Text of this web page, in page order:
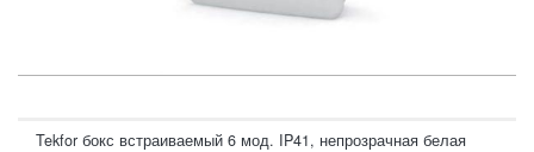
Tekfor бокс встраиваемый 6 мод. IP41, непрозрачная белая